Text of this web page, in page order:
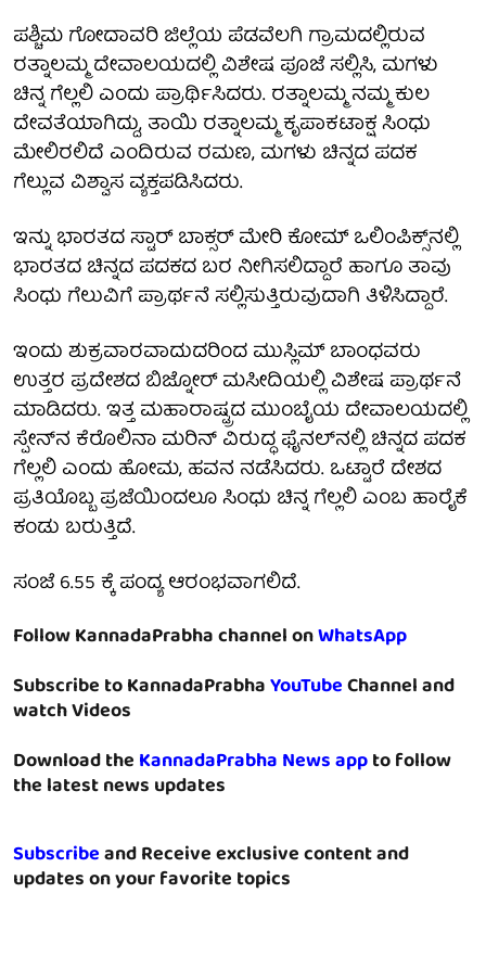
ಪಶ್ಚಿಮ ಗೋದಾವರಿ ಜಿಲ್ಲೆಯ ಪೆಡವೆಲಗಿ ಗ್ರಾಮದಲ್ಲಿರುವ
ರತ್ನಾಲಮ್ಮ ದೇವಾಲಯದಲ್ಲಿ ವಿಶೇಷ ಪೂಜೆ ಸಲ್ಲಿಸಿ, ಮಗಳು
ಚಿನ್ನ ಗೆಲ್ಲಲಿ ಎಂದು ಪ್ರಾರ್ಥಿಸಿದರು. ರತ್ನಾಲಮ್ಮ ನಮ್ಮ ಕುಲ
ದೇವತೆಯಾಗಿದ್ದು, ತಾಯಿ ರತ್ನಾಲಮ್ಮ ಕೃಪಾಕಟಾಕ್ಷ ಸಿಂಧು
ಮೇಲಿರಲಿದೆ ಎಂದಿರುವ ರಮಣ, ಮಗಳು ಚಿನ್ನದ ಪದಕ
ಗೆಲ್ಲುವ ವಿಶ್ವಾಸ ವ್ಯಕ್ತಪಡಿಸಿದರು.
ಇನ್ನು ಭಾರತದ ಸ್ಟಾರ್ ಬಾಕ್ಸರ್ ಮೇರಿ ಕೋಮ್ ಒಲಿಂಪಿಕ್ಸ್​ನಲ್ಲಿ
ಭಾರತದ ಚಿನ್ನದ ಪದಕದ ಬರ ನೀಗಿಸಲಿದ್ದಾರೆ ಹಾಗೂ ತಾವು
ಸಿಂಧು ಗೆಲುವಿಗೆ ಪ್ರಾರ್ಥನೆ ಸಲ್ಲಿಸುತ್ತಿರುವುದಾಗಿ ತಿಳಿಸಿದ್ದಾರೆ.
ಇಂದು ಶುಕ್ರವಾರವಾದುದರಿಂದ ಮುಸ್ಲಿಮ್ ಬಾಂಧವರು
ಉತ್ತರ ಪ್ರದೇಶದ ಬಿಜ್ನೋರ್ ಮಸೀದಿಯಲ್ಲಿ ವಿಶೇಷ ಪ್ರಾರ್ಥನೆ
ಮಾಡಿದರು. ಇತ್ತ ಮಹಾರಾಷ್ಟ್ರದ ಮುಂಬೈಯ ದೇವಾಲಯದಲ್ಲಿ
ಸ್ಪೇನ್​ನ ಕೆರೊಲಿನಾ ಮರಿನ್ ವಿರುದ್ಧ ಫೈನಲ್​ನಲ್ಲಿ ಚಿನ್ನದ ಪದಕ
ಗೆಲ್ಲಲಿ ಎಂದು ಹೋಮ, ಹವನ ನಡೆಸಿದರು. ಒಟ್ಟಾರೆ ದೇಶದ
ಪ್ರತಿಯೊಬ್ಬ ಪ್ರಜೆಯಿಂದಲೂ ಸಿಂಧು ಚಿನ್ನ ಗೆಲ್ಲಲಿ ಎಂಬ ಹಾರೈಕೆ
ಕಂಡು ಬರುತ್ತಿದೆ.
ಸಂಜೆ 6.55 ಕ್ಕೆ ಪಂದ್ಯ ಆರಂಭವಾಗಲಿದೆ.
Follow KannadaPrabha channel onWhatsApp
Subscribe to KannadaPrabhaYouTubeChannel and
watch Videos
Download theKannadaPrabha News appto follow
the latest news updates
Subscribeand Receive exclusive content and
updates on your favorite topics